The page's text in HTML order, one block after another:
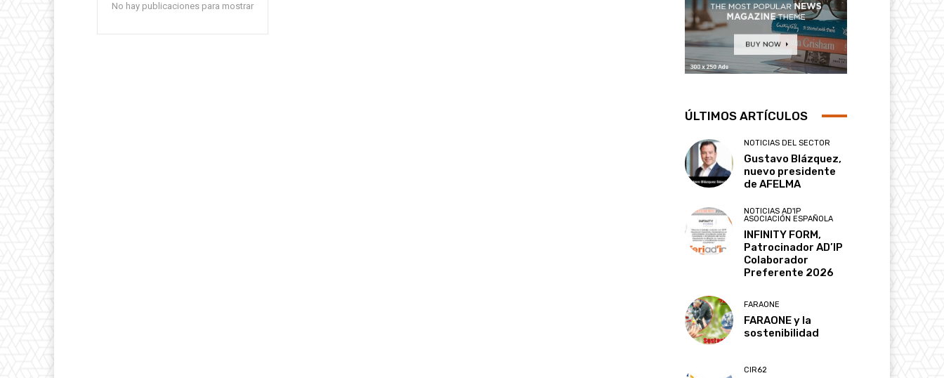
No hay publicaciones para mostrar
ÚLTIMOS ARTÍCULOS
NOTICIAS DEL SECTOR
Gustavo Blázquez,
nuevo presidente
de AFELMA
NOTICIAS AD'IP
ASOCIACIÓN ESPAÑOLA
INFINITY FORM,
Patrocinador AD’IP
Colaborador
Preferente 2026
FARAONE
FARAONE y la
sostenibilidad
CIR62